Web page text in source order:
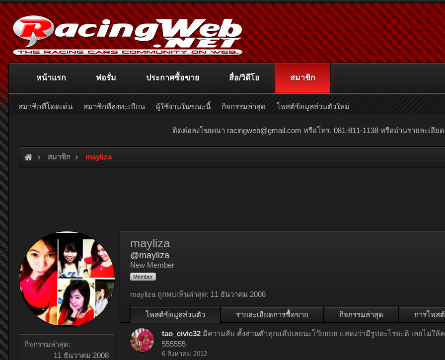
ติดต่อลงโฆษณา racingweb@gmail.com หรือโทร. 081-811-1138 หรืออ่านรายละเอีย
สมาชิก mayliza
กิจกรรมล่าสุด:
11 ธันวาคม 2008
mayliza
@mayliza
New Member
Member
mayliza ถูกพบเห็นล่าสุด: 11 ธันวาคม 2008
โพสต์ข้อมูลส่วนตัว รายละเอียดการซื้อขาย กิจกรรมล่าสุด การโพสต์
tao_civic32 มีความลับ ตั้งส่วนตัวทุกแอ๊ปเลยนะโว๊ยยยย แสดงว่ามีรูปอะไรอะดิ เลยไม่ใ
555555
6 สิงหาคม 2012
หน้าแรก ฟอรั่ม ประกาศซื้อขาย สื่อ/วิดีโอ สมาชิก
สมาชิกที่โดดเด่น สมาชิกที่ลงทะเบียน ผู้ใช้งานในขณะนี้ กิจกรรมล่าสุด โพสต์ข้อมูลส่วนตัวใหม่